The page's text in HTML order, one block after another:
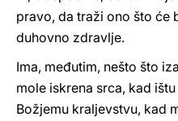
pravo, da traži ono što će
duhovno zdravlje.
Ima, međutim, nešto što
mole iskrena srca, kad
Božjemu kraljevstvu, kad